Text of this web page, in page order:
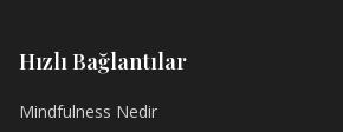
Hızlı Bağlantılar
Mindfulness Nedir